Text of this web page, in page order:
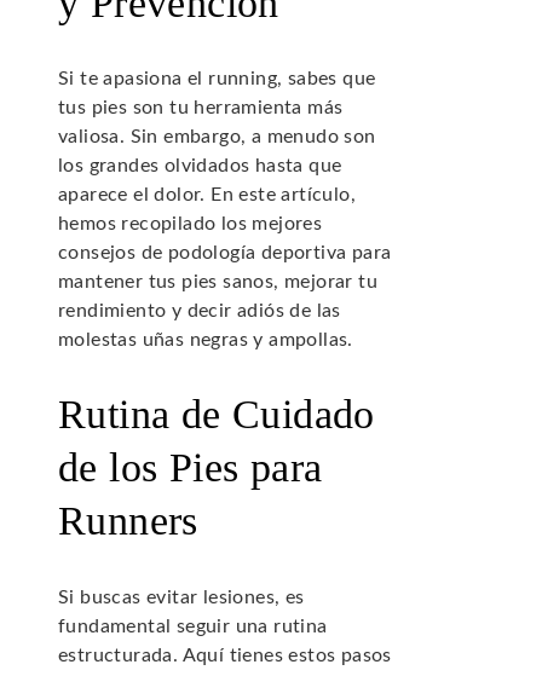
Si te apasiona el running, sabes que
tus pies son tu herramienta más
valiosa. Sin embargo, a menudo son
los grandes olvidados hasta que
aparece el dolor. En este artículo,
hemos recopilado los mejores
consejos de podología deportiva para
mantener tus pies sanos, mejorar tu
rendimiento y decir adiós de las
molestas uñas negras y ampollas.
Rutina de Cuidado
de los Pies para
Runners
Si buscas evitar lesiones, es
fundamental seguir una rutina
estructurada. Aquí tienes estos pasos